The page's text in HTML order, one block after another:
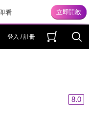
看
登入 / 註冊
8.0